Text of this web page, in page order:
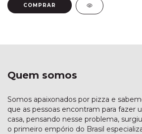
Quem somos
Somos apaixonados por pizza e
que as pessoas encontram para fazer
casa, pensando nesse problema,
o primeiro empório do Brasil